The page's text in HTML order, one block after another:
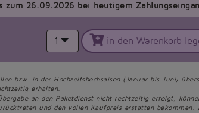
zum 26.09.2026 bei heutigem
1 in den Warenkorb
bzw. in der Hochzeitshochsaison (Januar bis Juni)
erhalten.
an den Paketdienst nicht rechtzeitig erfolgt,
und den vollen Kaufpreis erstatten